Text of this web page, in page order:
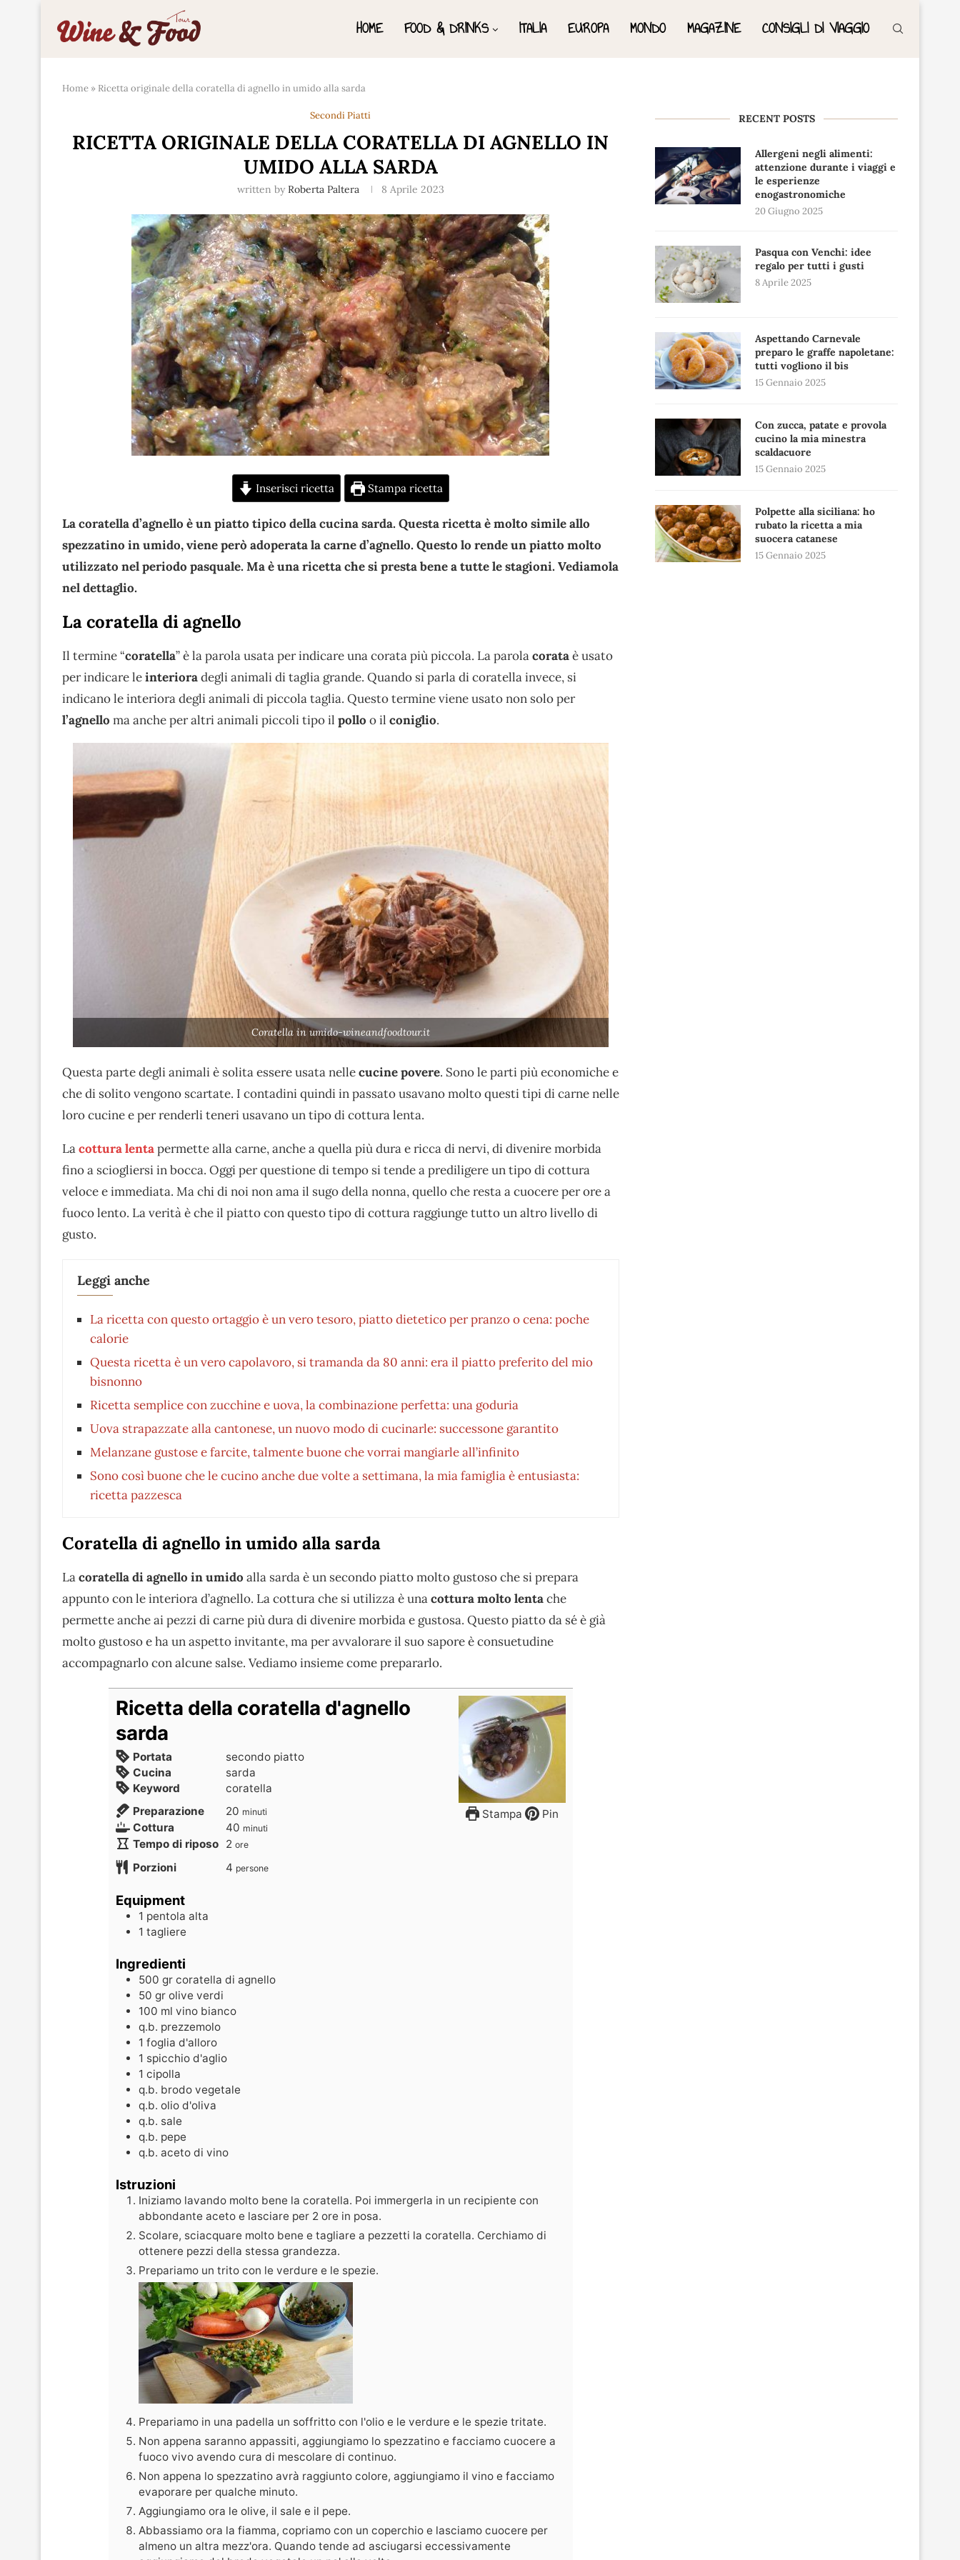
HOME FOOD & DRINKS ITALIA EUROPA MONDO MAGAZINE CONSIGLI DI VIAGGIO
Home » Ricetta originale della coratella di agnello in umido alla sarda
Secondi Piatti
RICETTA ORIGINALE DELLA CORATELLA DI AGNELLO IN
UMIDO ALLA SARDA
written by Roberta Paltera 8 Aprile 2023
Inserisci ricetta Stampa ricetta
La coratella d’agnello è un piatto tipico della cucina sarda. Questa ricetta è molto simile allo
spezzatino in umido, viene però adoperata la carne d’agnello. Questo lo rende un piatto molto
utilizzato nel periodo pasquale. Ma è una ricetta che si presta bene a tutte le stagioni. Vediamola
nel dettaglio.
La coratella di agnello
Il termine “coratella” è la parola usata per indicare una corata più piccola. La parolacorataè usato
per indicare leinterioradegli animali di taglia grande. Quando si parla di coratella invece, si
indicano le interiora degli animali di piccola taglia. Questo termine viene usato non solo per
l’agnello ma anche per altri animali piccoli tipo il pollo o il coniglio.
Coratella in umido-wineandfoodtour.it
Questa parte degli animali è solita essere usata nellecucine povere. Sono le parti più economiche e
che di solito vengono scartate. I contadini quindi in passato usavano molto questi tipi di carne nelle
loro cucine e per renderli teneri usavano un tipo di cottura lenta.
Lacottura lentapermette alla carne, anche a quella più dura e ricca di nervi, di divenire morbida
fino a sciogliersi in bocca. Oggi per questione di tempo si tende a prediligere un tipo di cottura
veloce e immediata. Ma chi di noi non ama il sugo della nonna, quello che resta a cuocere per ore a
fuoco lento. La verità è che il piatto con questo tipo di cottura raggiunge tutto un altro livello di
gusto.
Leggi anche
La ricetta con questo ortaggio è un vero tesoro, piatto dietetico per pranzo o cena: poche
calorie
Questa ricetta è un vero capolavoro, si tramanda da 80 anni: era il piatto preferito del mio
bisnonno
Ricetta semplice con zucchine e uova, la combinazione perfetta: una goduria
Uova strapazzate alla cantonese, un nuovo modo di cucinarle: successone garantito
Melanzane gustose e farcite, talmente buone che vorrai mangiarle all’infinito
Sono così buone che le cucino anche due volte a settimana, la mia famiglia è entusiasta:
ricetta pazzesca
Coratella di agnello in umido alla sarda
Lacoratella di agnello in umido alla sarda è un secondo piatto molto gustoso che si prepara
appunto con le interiora d’agnello. La cottura che si utilizza è unacottura molto lentache
permette anche ai pezzi di carne più dura di divenire morbida e gustosa. Questo piatto da sé è già
molto gustoso e ha un aspetto invitante, ma per avvalorare il suo sapore è consuetudine
accompagnarlo con alcune salse. Vediamo insieme come prepararlo.
Stampa Pin
Ricetta della coratella d'agnello
sarda
Portata
secondo piatto
Cucina
sarda
Keyword
coratella
Preparazione
20 minuti
Cottura 40 minuti
Tempo di riposo 2 ore
Porzioni 4 persone
Equipment
1 pentola alta
1 tagliere
Ingredienti
500 gr coratella di agnello
50 gr olive verdi
100 ml vino bianco
q.b. prezzemolo
1 foglia d'alloro
1 spicchio d'aglio
1 cipolla
q.b. brodo vegetale
q.b. olio d'oliva
q.b. sale
q.b. pepe
q.b. aceto di vino
Istruzioni
Iniziamo lavando molto bene la coratella. Poi immergerla in un recipiente con
abbondante aceto e lasciare per 2 ore in posa.
Scolare, sciacquare molto bene e tagliare a pezzetti la coratella. Cerchiamo di
ottenere pezzi della stessa grandezza.
Prepariamo un trito con le verdure e le spezie.
Prepariamo in una padella un soffritto con l'olio e le verdure e le spezie tritate.
Non appena saranno appassiti, aggiungiamo lo spezzatino e facciamo cuocere a
fuoco vivo avendo cura di mescolare di continuo.
Non appena lo spezzatino avrà raggiunto colore, aggiungiamo il vino e facciamo
evaporare per qualche minuto.
Aggiungiamo ora le olive, il sale e il pepe.
Abbassiamo ora la fiamma, copriamo con un coperchio e lasciamo cuocere per
almeno un altra mezz'ora. Quando tende ad asciugarsi eccessivamente
RECENT POSTS
Allergeni negli alimenti:
attenzione durante i viaggi e
le esperienze
enogastronomiche
20 Giugno 2025
Pasqua con Venchi: idee
regalo per tutti i gusti
8 Aprile 2025
Aspettando Carnevale
preparo le graffe napoletane:
tutti vogliono il bis
15 Gennaio 2025
Con zucca, patate e provola
cucino la mia minestra
scaldacuore
15 Gennaio 2025
Polpette alla siciliana: ho
rubato la ricetta a mia
suocera catanese
15 Gennaio 2025